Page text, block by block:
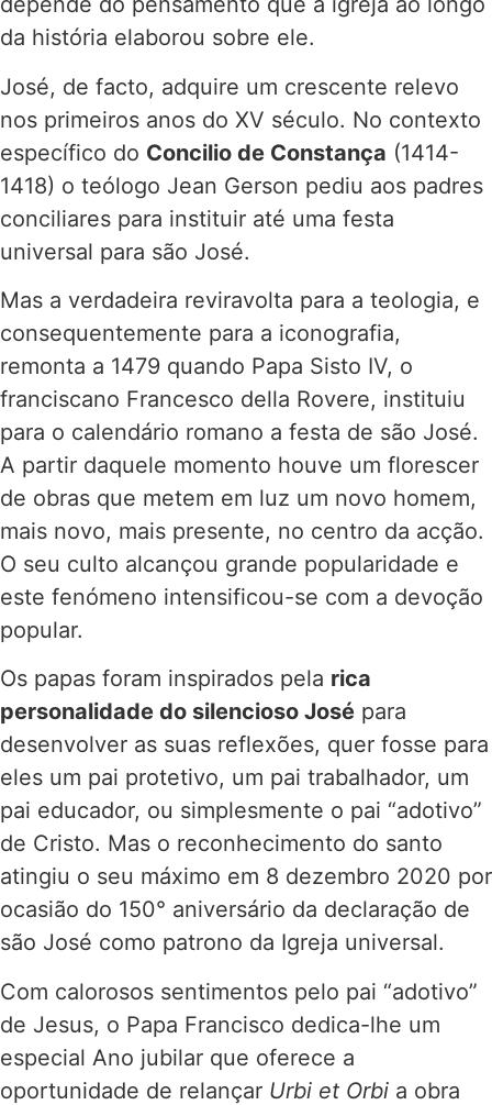
da história elaborou sobre ele.
José, de facto, adquire um crescente relevo
nos primeiros anos do XV século. No contexto
específico do Concilio de Constança (1414-
1418) o teólogo Jean Gerson pediu aos padres
conciliares para instituir até uma festa
universal para são José.
Mas a verdadeira reviravolta para a teologia, e
consequentemente para a iconografia,
remonta a 1479 quando Papa Sisto IV, o
franciscano Francesco della Rovere, instituiu
para o calendário romano a festa de são José.
A partir daquele momento houve um florescer
de obras que metem em luz um novo homem,
mais novo, mais presente, no centro da acção.
O seu culto alcançou grande popularidade e
este fenómeno intensificou-se com a devoção
popular.
Os papas foram inspirados pela rica
personalidade do silencioso José para
desenvolver as suas reflexões, quer fosse para
eles um pai protetivo, um pai trabalhador, um
pai educador, ou simplesmente o pai “adotivo”
de Cristo. Mas o reconhecimento do santo
atingiu o seu máximo em 8 dezembro 2020 por
ocasião do 150° aniversário da declaração de
são José como patrono da Igreja universal.
Com calorosos sentimentos pelo pai “adotivo”
de Jesus, o Papa Francisco dedica-lhe um
especial Ano jubilar que oferece a
oportunidade de relançar Urbi et Orbi a obra